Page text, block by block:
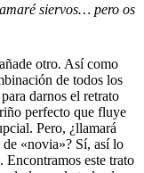
siervos… pero os
otro. Así como
de todos los
darnos el retrato
perfecto que fluye
Pero, ¿llamará
«novia»? Sí, así lo
este trato